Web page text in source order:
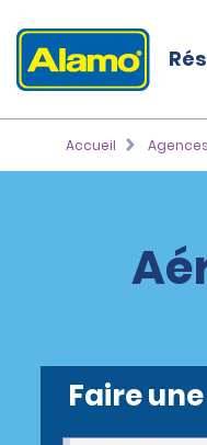
Accueil Agences
Faire